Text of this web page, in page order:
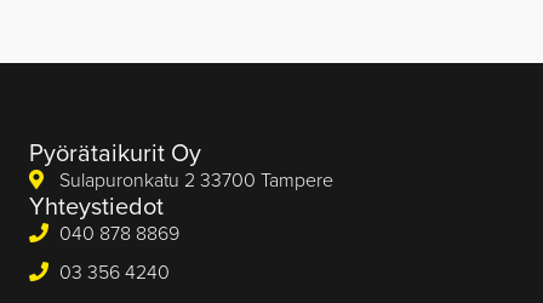
Pyörätaikurit Oy
Sulapuronkatu 2 33700 Tampere
Yhteystiedot
040 878 8869
03 356 4240